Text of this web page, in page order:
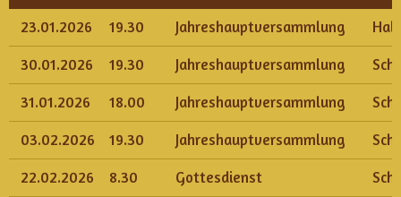
23.01.2026 19.30 Jahreshauptversammlung
30.01.2026 19.30 Jahreshauptversammlung
31.01.2026 18.00 Jahreshauptversammlung
03.02.2026 19.30 Jahreshauptversammlung
22.02.2026 8.30 Gottesdienst